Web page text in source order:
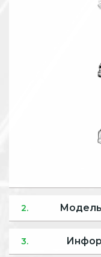
2.
3.